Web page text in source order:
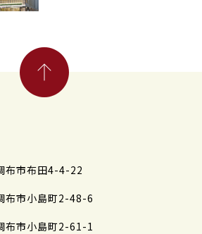
布市布田4-4-22
布市小島町2-48-6
布市小島町2-61-1